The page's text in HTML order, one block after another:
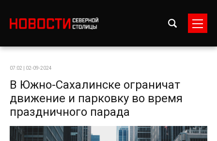
07:02 | 02-09-2024
В Южно-Сахалинске ограничат
движение и парковку во время
праздничного парада